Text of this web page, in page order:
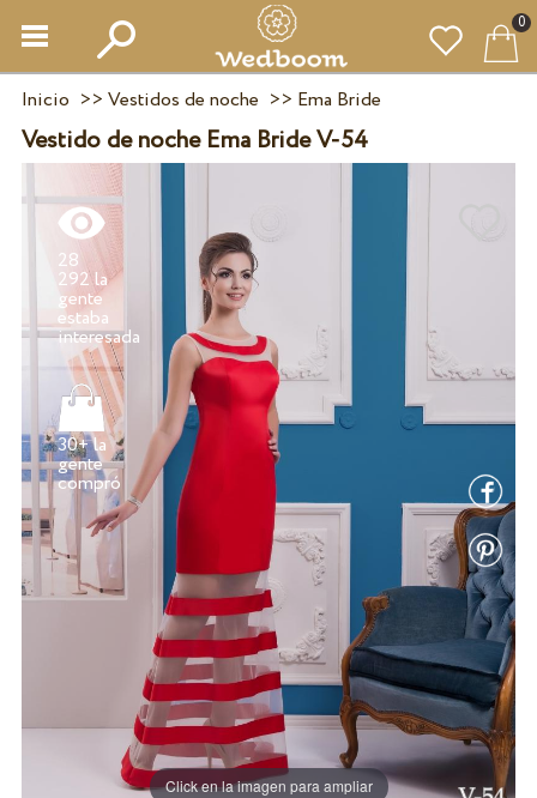
0
Inicio >> Vestidos de noche >> Ema Bride
Vestido de noche Ema Bride V-54
Click en la imagen para ampliar
28
292 la
gente
estaba
30+ la
gente